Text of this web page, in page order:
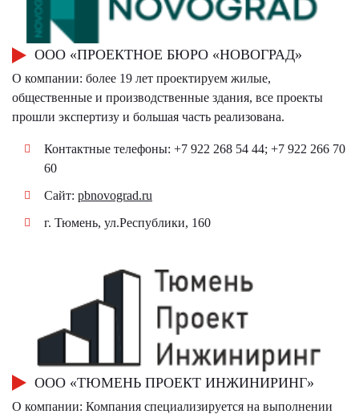
ООО «ПРОЕКТНОЕ БЮРО «НОВОГРАД»
О компании: более 19 лет проектируем жилые,
общественные и производственные здания, все проекты
прошли экспертизу и большая часть реализована.
Контактные телефоны: +7 922 268 54 44; +7 922 266 70
60
Сайт: pbnovograd.ru
г. Тюмень, ул.Республики, 160
ООО «ТЮМЕНЬ ПРОЕКТ ИНЖИНИРИНГ»
О компании: Компания специализируется на выполнении